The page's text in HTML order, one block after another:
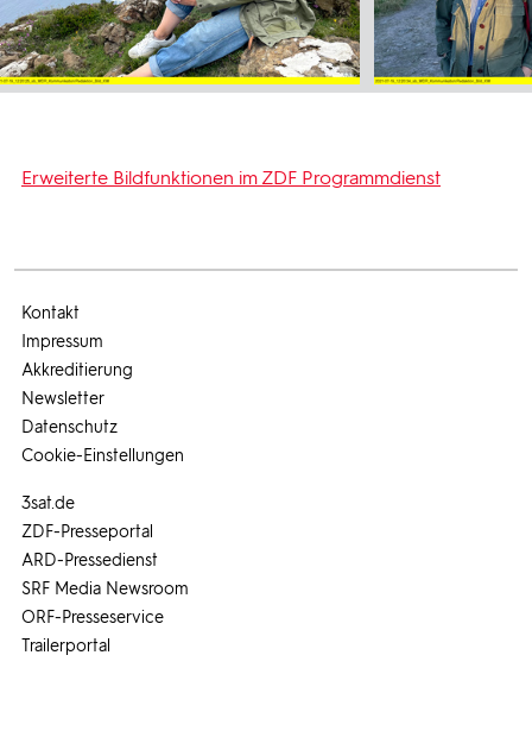
Erweiterte Bildfunktionen im ZDF Programmdienst
3sat.de
ZDF-Presseportal
ARD-Pressedienst
SRF Media Newsroom
ORF-Presseservice
Trailerportal
Kontakt
Impressum
Akkreditierung
Newsletter
Datenschutz
Cookie-Einstellungen